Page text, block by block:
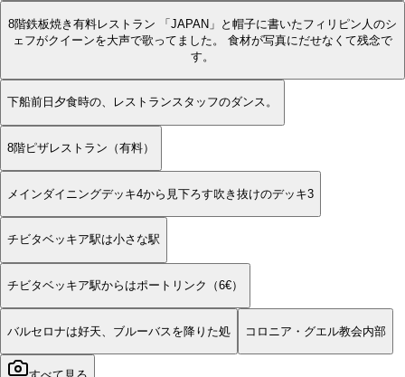
8階鉄板焼き有料レストラン 「JAPAN」と帽子に書いたフィリピン人のシ
ェフがクイーンを大声で歌ってました。 食材が写真にだせなくて残念で
す。
下船前日夕食時の、レストランスタッフのダンス。
8階ピザレストラン（有料）
メインダイニングデッキ4から見下ろす吹き抜けのデッキ3
チビタベッキア駅は小さな駅
チビタベッキア駅からはポートリンク（6€）
バルセロナは好天、ブルーバスを降りた処 コロニア・グエル教会内部